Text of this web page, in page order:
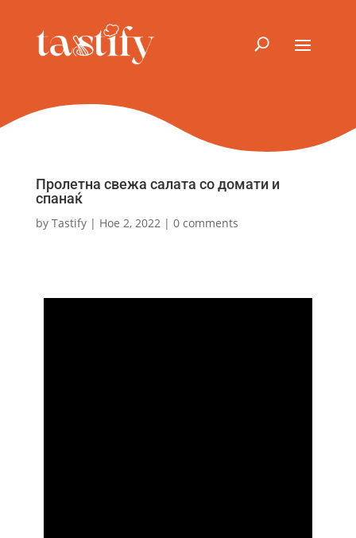
Пролетна свежа салата со домати и
спанаќ
by Tastify| Ное 2, 2022| 0 comments